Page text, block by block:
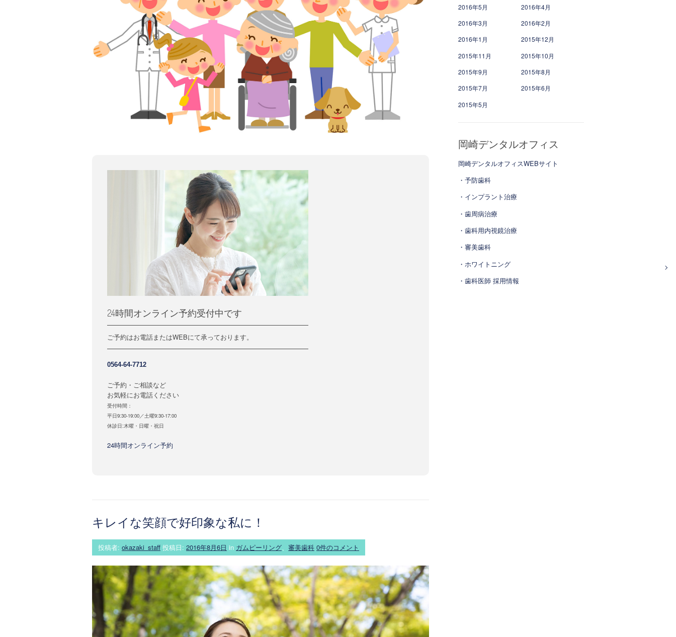
24時間オンライン予約受付中です
ご予約はお電話またはWEBにて承っております。
0564-64-7712
ご予約・ご相談など
お気軽にお電話ください
受付時間：
平日9:30-19:00／土曜9:30-17:00
休診日:木曜・日曜・祝日
24時間オンライン予約
キレイな笑顔で好印象な私に！
投稿者: okazaki_staff 投稿日: 2016年8月6日 in ガムピーリング、 審美歯科 0件のコメント
2016年5月
2016年4月
2016年3月
2016年2月
2016年1月
2015年12月
2015年11月
2015年10月
2015年9月
2015年8月
2015年7月
2015年6月
2015年5月
岡崎デンタルオフィス
岡崎デンタルオフィスWEBサイト
・予防歯科
・インプラント治療
・歯周病治療
・歯科用内視鏡治療
・審美歯科
・ホワイトニング
・歯科医師 採用情報